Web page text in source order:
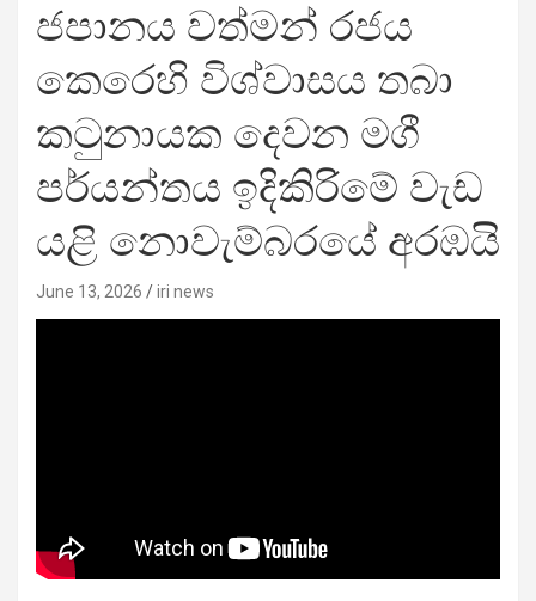
ජපානය වත්මන් රජය
කෙරෙහි විශ්වාසය තබා
කටුනායක දෙවන මගී
පර්යන්තය ඉදිකිරිමේ වැඩ
යළි නොවැම්බරයේ අරඹයි
June 13, 2026 iri news